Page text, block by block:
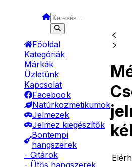
Főoldal
Kategóriák
Márkák
Üzletünk
Kapcsolat
Facebook
Natúrkozmetikumok
Jelmezek
Jelmez kiegészítők
Bontempi
hangszerek
- Gitárok
- Ütős hangszerek